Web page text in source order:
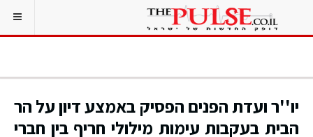
יו''ר ועדת הפנים הפסיק באמצע דיון על הר
הבית בעקבות עימות מילולי חריף בין חברי